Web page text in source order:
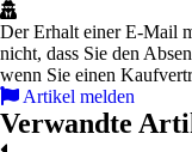
Der Erhalt einer E-Mail
nicht, dass Sie den
wenn Sie einen
Artikel melden
Verwandte